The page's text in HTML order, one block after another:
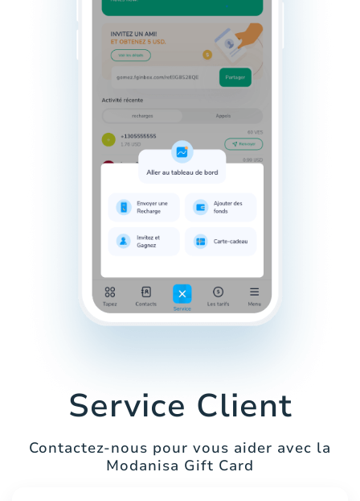
Service Client
Contactez-nous pour vous aider avec la
Modanisa Gift Card